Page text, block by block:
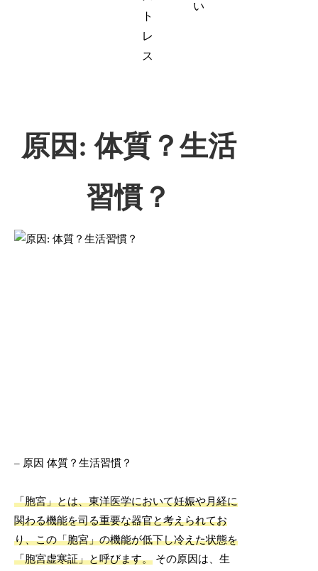
ト
レ
ス
い
原因: 体質？生活
習慣？
– 原因 体質？生活習慣？
「胞宮」とは、東洋医学において妊娠や月経に
関わる機能を司る重要な器官と考えられてお
り、この「胞宮」の機能が低下し冷えた状態を
「胞宮虚寒証」と呼びます。 その原因は、生